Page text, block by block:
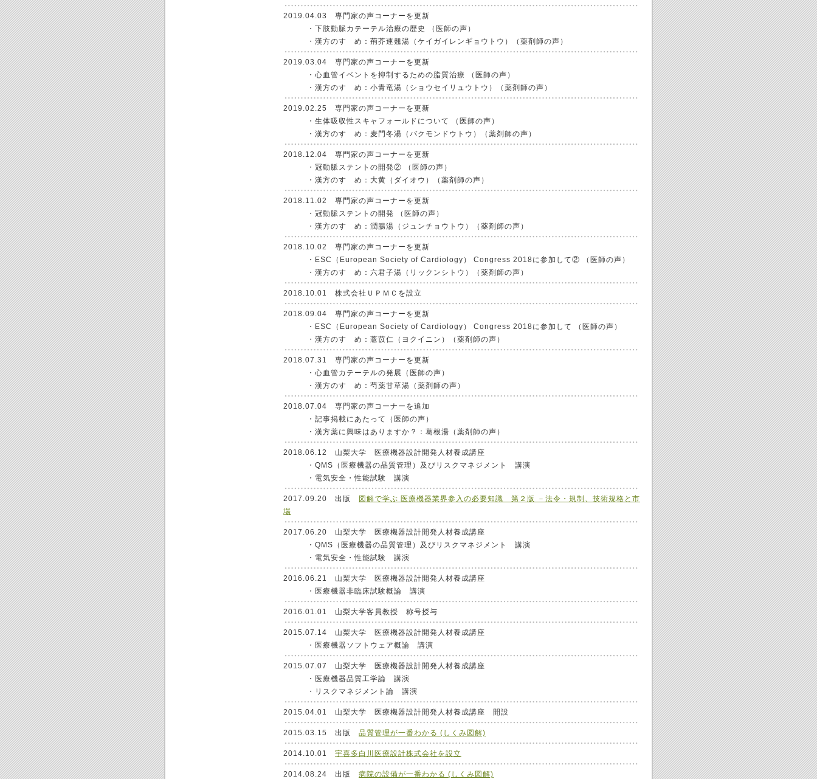
2019.04.03 専門家の声コーナーを更新
・下肢動脈カテーテル治療の歴史 （医師の声）
・漢方のすゝめ：荊芥連翹湯（ケイガイレンギョウトウ）（薬剤師の声）
2019.03.04 専門家の声コーナーを更新
・心血管イベントを抑制するための脂質治療 （医師の声）
・漢方のすゝめ：小青竜湯（ショウセイリュウトウ）（薬剤師の声）
2019.02.25 専門家の声コーナーを更新
・生体吸収性スキャフォールドについて （医師の声）
・漢方のすゝめ：麦門冬湯（バクモンドウトウ）（薬剤師の声）
2018.12.04 専門家の声コーナーを更新
・冠動脈ステントの開発② （医師の声）
・漢方のすゝめ：大黄（ダイオウ）（薬剤師の声）
2018.11.02 専門家の声コーナーを更新
・冠動脈ステントの開発 （医師の声）
・漢方のすゝめ：潤腸湯（ジュンチョウトウ）（薬剤師の声）
2018.10.02 専門家の声コーナーを更新
・ESC（European Society of Cardiology） Congress 2018に参加して② （医師の声）
・漢方のすゝめ：六君子湯（リックンシトウ）（薬剤師の声）
2018.10.01 株式会社ＵＰＭＣを設立
2018.09.04 専門家の声コーナーを更新
・ESC（European Society of Cardiology） Congress 2018に参加して （医師の声）
・漢方のすゝめ：薏苡仁（ヨクイニン）（薬剤師の声）
2018.07.31 専門家の声コーナーを更新
・心血管カテーテルの発展（医師の声）
・漢方のすゝめ：芍薬甘草湯（薬剤師の声）
2018.07.04 専門家の声コーナーを追加
・記事掲載にあたって（医師の声）
・漢方薬に興味はありますか？：葛根湯（薬剤師の声）
2018.06.12 山梨大学 医療機器設計開発人材養成講座
・QMS（医療機器の品質管理）及びリスクマネジメント 講演
・電気安全・性能試験 講演
2017.09.20 出版
図解で学ぶ 医療機器業界参入の必要知識 第２版 －法令・規制、技術規格と市
場
2017.06.20 山梨大学 医療機器設計開発人材養成講座
・QMS（医療機器の品質管理）及びリスクマネジメント 講演
・電気安全・性能試験 講演
2016.06.21 山梨大学 医療機器設計開発人材養成講座
・医療機器非臨床試験概論 講演
2016.01.01 山梨大学客員教授 称号授与
2015.07.14 山梨大学 医療機器設計開発人材養成講座
・医療機器ソフトウェア概論 講演
2015.07.07 山梨大学 医療機器設計開発人材養成講座
・医療機器品質工学論 講演
・リスクマネジメント論 講演
2015.04.01 山梨大学 医療機器設計開発人材養成講座 開設
2015.03.15 出版 品質管理が一番わかる (しくみ図解)
2014.10.01 宇喜多白川医療設計株式会社を設立
2014.08.24 出版 病院の設備が一番わかる (しくみ図解)